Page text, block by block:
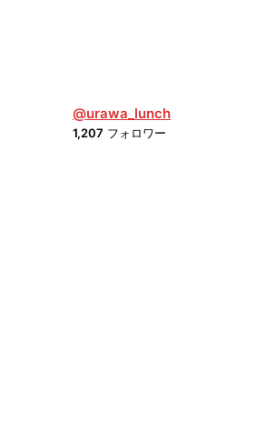
@urawa_lunch
1,207 フォロワー